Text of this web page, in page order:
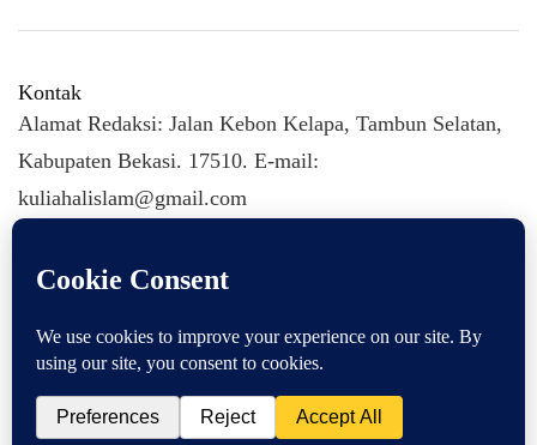
Kontak
Alamat Redaksi: Jalan Kebon Kelapa, Tambun Selatan,
Kabupaten Bekasi. 17510. E-mail:
kuliahalislam@gmail.com
KULIAHALISLAM.COM Copyright (C) 2026